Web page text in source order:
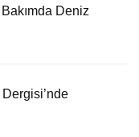
Deniz